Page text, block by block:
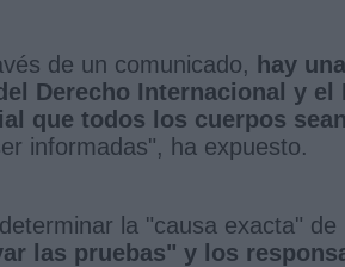
de un comunicado, hay
Derecho Internacional y el
que todos los cuerpos
informadas", ha expuesto.
la "causa exacta" de
las pruebas" y los